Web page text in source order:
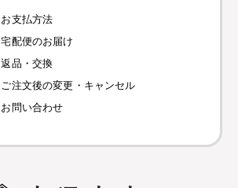
お支払方法
宅配便のお届け
返品・交換
ご注文後の変更・キャンセル
お問い合わせ